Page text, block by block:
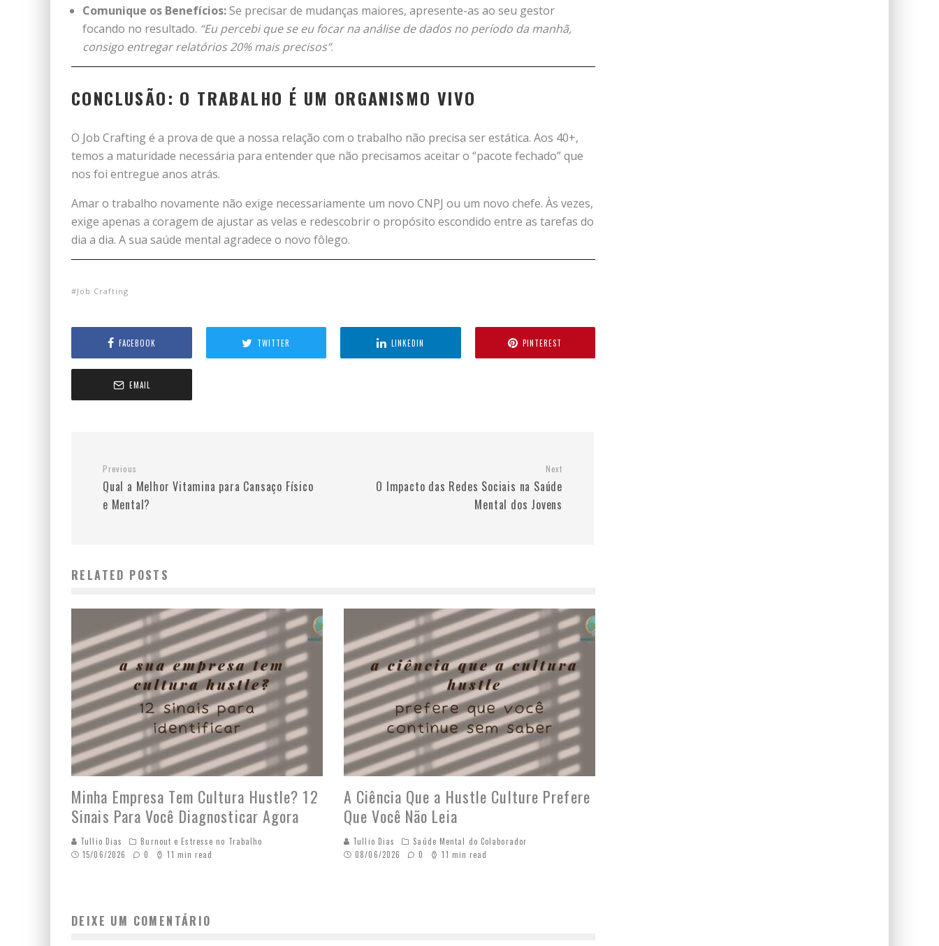
Comunique os Benefícios:Se precisar de mudanças maiores, apresente-as ao seu gestor
focando no resultado. “Eu percebi que se eu focar na análise de dados no período da manhã,
consigo entregar relatórios 20% mais precisos”.
CONCLUSÃO: O TRABALHO É UM ORGANISMO VIVO
O Job Crafting é a prova de que a nossa relação com o trabalho não precisa ser estática. Aos 40+,
temos a maturidade necessária para entender que não precisamos aceitar o “pacote fechado” que
nos foi entregue anos atrás.
Amar o trabalho novamente não exige necessariamente um novo CNPJ ou um novo chefe. Às vezes,
exige apenas a coragem de ajustar as velas e redescobrir o propósito escondido entre as tarefas do
dia a dia. A sua saúde mental agradece o novo fôlego.
Job Crafting
FACEBOOK TWITTER LINKEDIN PINTEREST
EMAIL
Previous
Qual a Melhor Vitamina para Cansaço Físico
e Mental?
Next
O Impacto das Redes Sociais na Saúde
Mental dos Jovens
RELATED POSTS
Minha Empresa Tem Cultura Hustle? 12
Sinais Para Você Diagnosticar Agora
Tullio Dias
Burnout e Estresse no Trabalho
15/06/2026
0 11 min read
A Ciência Que a Hustle Culture Prefere
Que Você Não Leia
Tullio Dias
Saúde Mental do Colaborador
08/06/2026
0 11 min read
DEIXE UM COMENTÁRIO